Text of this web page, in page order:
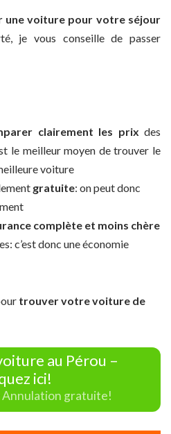
une voiture pour votre séjour
je vous conseille de passer
clairement les prix des
le meilleur moyen de trouver le
voiture
gratuite: on peut donc
complète et moins chère
c’est donc une économie
trouver votre voiture de
au Pérou –
ici!
gratuite!